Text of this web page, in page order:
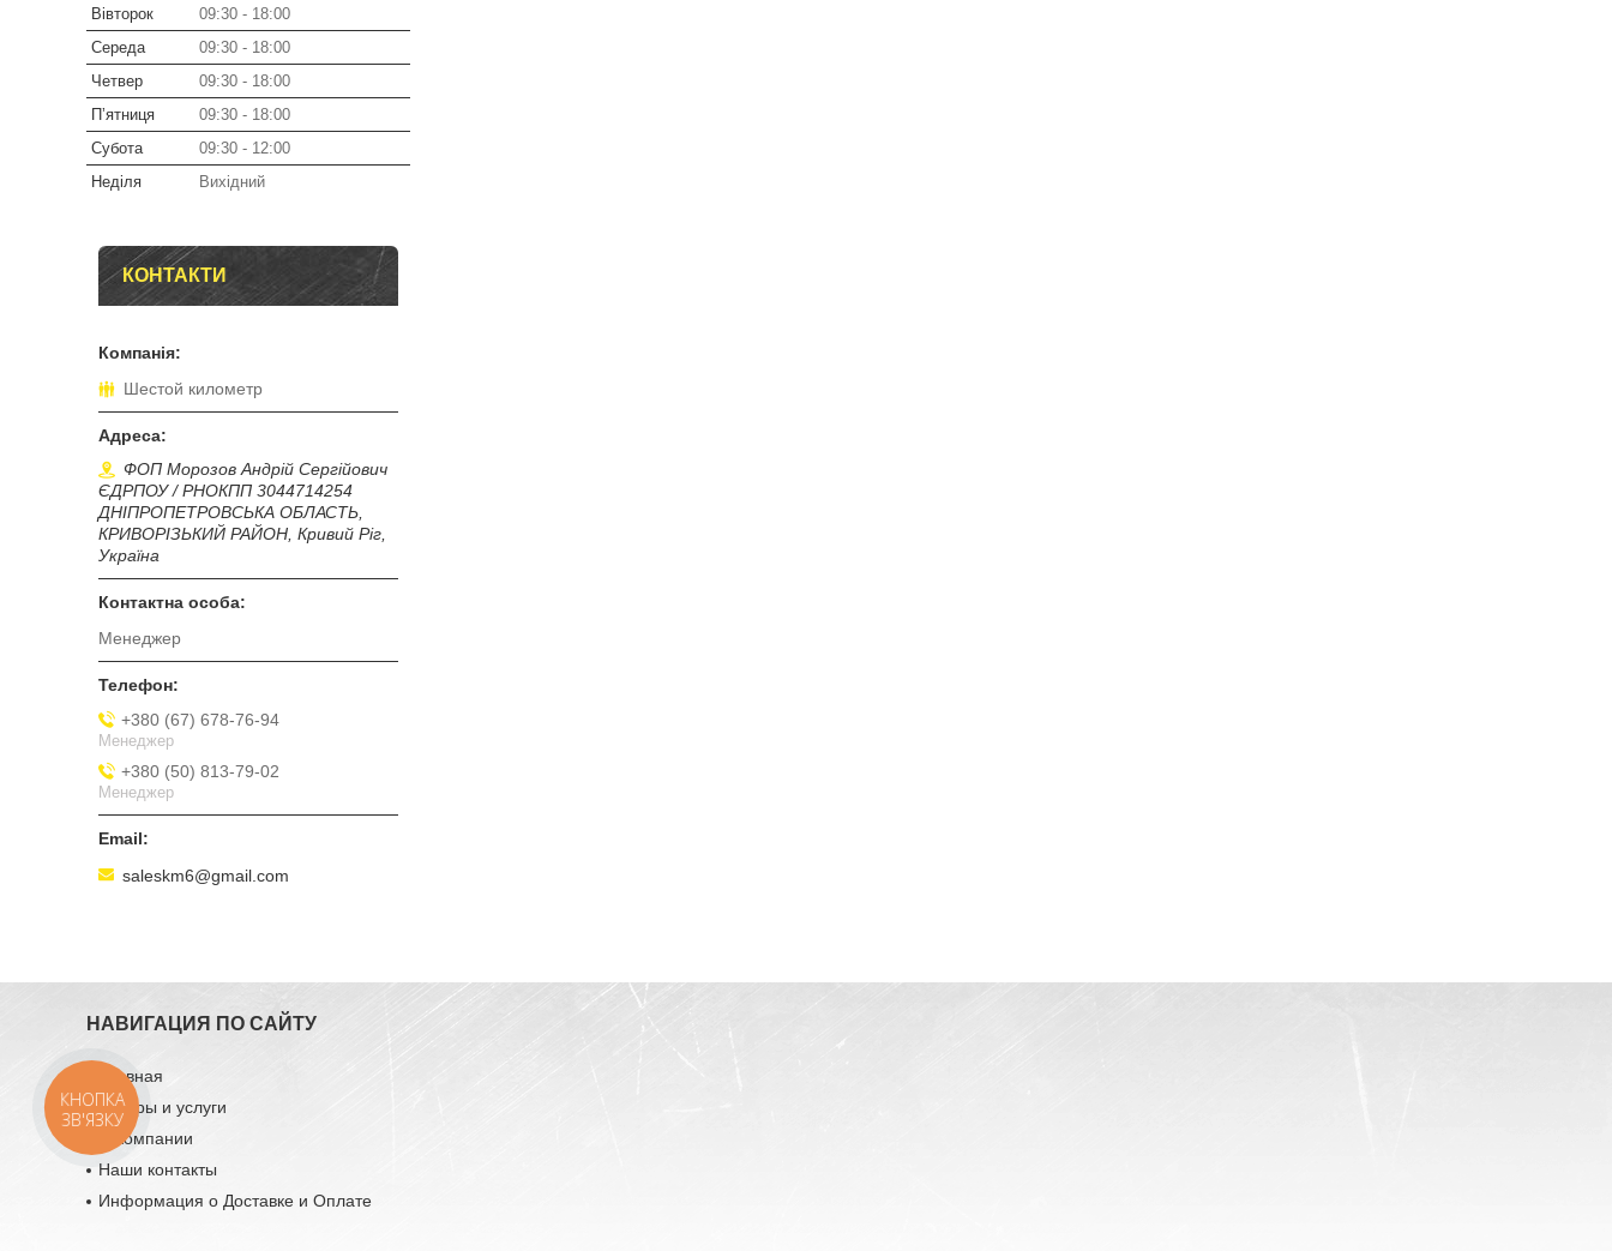
Вівторок
09:30
18:00
Середа
09:30
18:00
Четвер
09:30
18:00
Пʼятниця
09:30
18:00
Субота
09:30
12:00
Неділя
Вихідний
КОНТАКТИ
Шестой километр
ФОП Морозов Андрій Сергійович
ЄДРПОУ / РНОКПП 3044714254
ДНІПРОПЕТРОВСЬКА ОБЛАСТЬ,
КРИВОРІЗЬКИЙ РАЙОН, Кривий Ріг,
Україна
Менеджер
+380 (67) 678-76-94
Менеджер
+380 (50) 813-79-02
Менеджер
saleskm6@gmail.com
НАВИГАЦИЯ ПО САЙТУ
Главная
Товары и услуги
О компании
Наши контакты
Информация о Доставке и Оплате
КНОПКА
ЗВ'ЯЗКУ